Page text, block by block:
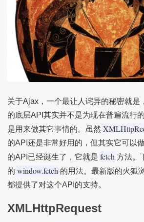
关于Ajax，一个最让人诧异的秘密就是，
的底层API其实并不是为现在普遍流行
是用来做其它事情的。虽然
的API还是非常好用的，但其实它可以
的API已经诞生了，它就是 fetch 方法。
的 window.fetch 的用法。最新版的火狐
都提供了对这个API的支持。
XMLHttpRequest